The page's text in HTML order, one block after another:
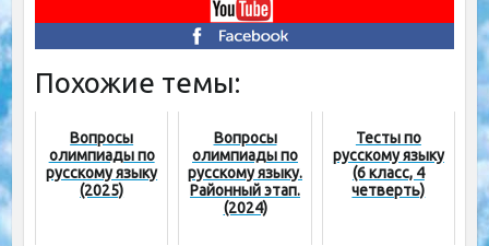
Похожие темы:
Вопросы
олимпиады по
русскому языку
(2025)
Вопросы
олимпиады по
русскому языку.
Районный этап.
(2024)
Тесты по
русскому языку
(6 класс, 4
четверть)